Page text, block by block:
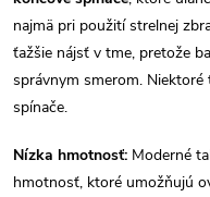
s
u
najmä pri použití strelnej
ťažšie nájsť v tme, pretože
správnym smerom. Niektoré
spínače.
Nízka hmotnosť: Moderné
hmotnosť, ktoré umožňujú